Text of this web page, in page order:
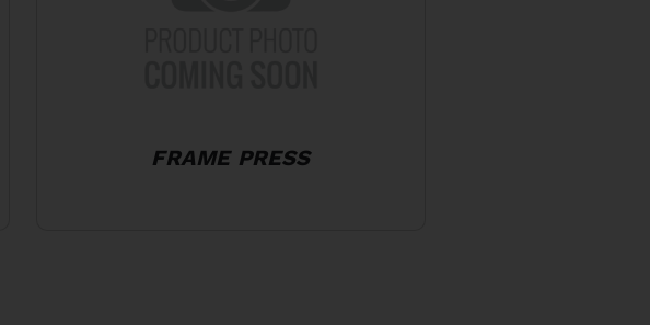
FRAME PRESS